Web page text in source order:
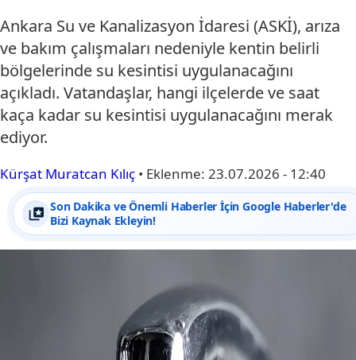
Ankara Su ve Kanalizasyon İdaresi (ASKİ), arıza
ve bakım çalışmaları nedeniyle kentin belirli
bölgelerinde su kesintisi uygulanacağını
açıkladı. Vatandaşlar, hangi ilçelerde ve saat
kaça kadar su kesintisi uygulanacağını merak
ediyor.
Kürşat Muratcan Kılıç • Eklenme: 23.07.2026 - 12:40
Son Dakika ve Önemli Haberler İçin Google Haberler'de
Bizi Kaynak Ekleyin!